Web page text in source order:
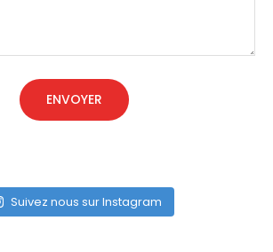
ENVOYER
Suivez nous sur Instagram